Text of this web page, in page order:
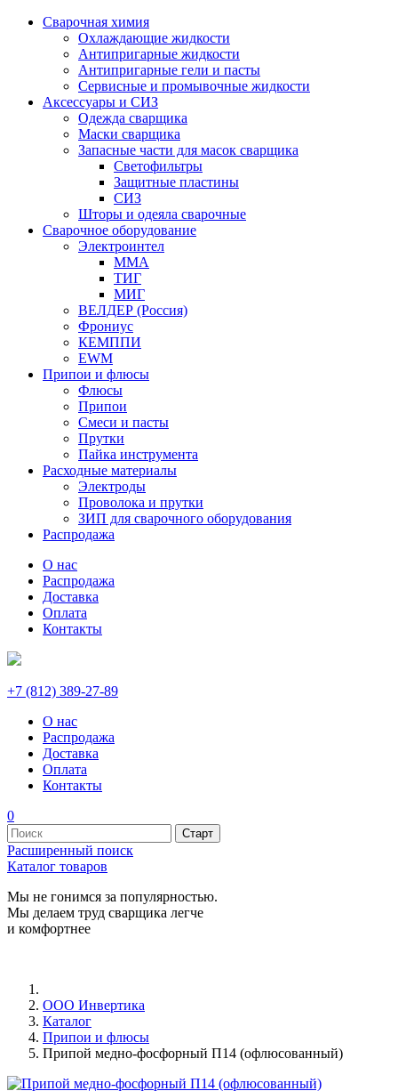
Сварочная химия
Охлаждающие жидкости
Антипригарные жидкости
Антипригарные гели и пасты
Сервисные и промывочные жидкости
Аксессуары и СИЗ
Одежда сварщика
Маски сварщика
Запасные части для масок сварщика
Светофильтры
Защитные пластины
СИЗ
Шторы и одеяла сварочные
Сварочное оборудование
Электроинтел
ММА
ТИГ
МИГ
ВЕЛДЕР (Россия)
Фрониус
КЕМППИ
EWM
Припои и флюсы
Флюсы
Припои
Смеси и пасты
Прутки
Пайка инструмента
Расходные материалы
Электроды
Проволока и прутки
ЗИП для сварочного оборудования
Распродажа
О нас
Распродажа
Доставка
Оплата
Контакты
+7 (812) 389-27-89
О нас
Распродажа
Доставка
Оплата
Контакты
0
Расширенный поиск
Каталог товаров
Мы не гонимся за популярностью.
Мы делаем труд сварщика легче
и комфортнее
ООО Инвертика
Каталог
Припои и флюсы
Припой медно-фосфорный П14 (офлюсованный)